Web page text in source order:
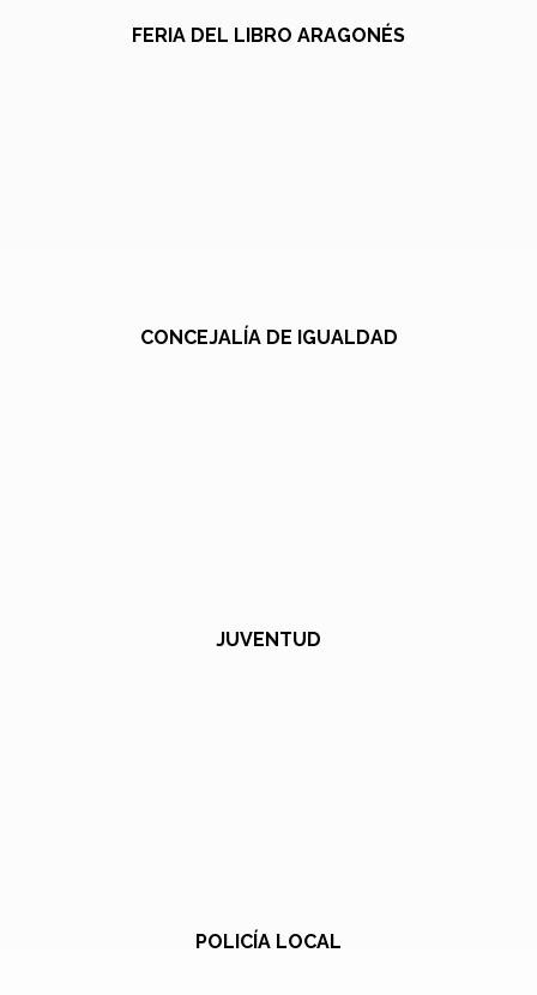
FERIA DEL LIBRO ARAGONÉS
CONCEJALÍA DE IGUALDAD
JUVENTUD
POLICÍA LOCAL